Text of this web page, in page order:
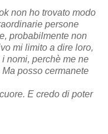
non ho trovato modo
persone
probabilmente non
mi limito a dire loro,
nomi, perchè me ne
posso cermanete
E credo di poter